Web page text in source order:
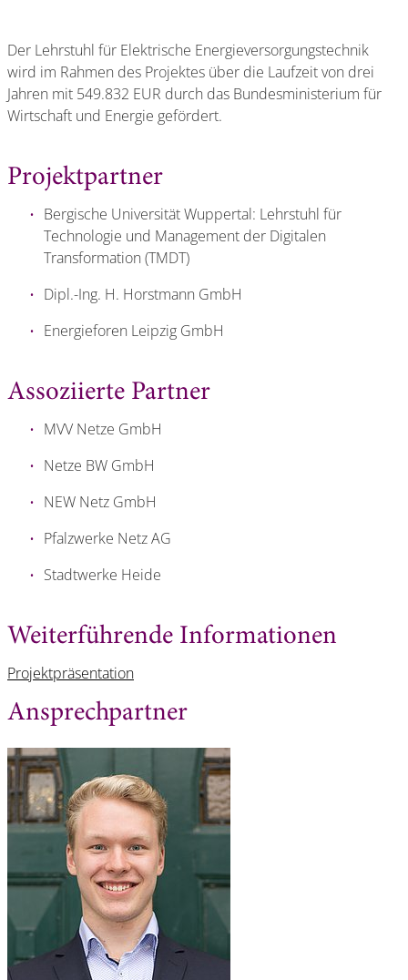
Der Lehrstuhl für Elektrische Energieversorgungstechnik
wird im Rahmen des Projektes über die Laufzeit von drei
Jahren mit 549.832 EUR durch das Bundesministerium für
Wirtschaft und Energie gefördert.
Projektpartner
Bergische Universität Wuppertal: Lehrstuhl für
Technologie und Management der Digitalen
Transformation (TMDT)
Dipl.-Ing. H. Horstmann GmbH
Energieforen Leipzig GmbH
Assoziierte Partner
MVV Netze GmbH
Netze BW GmbH
NEW Netz GmbH
Pfalzwerke Netz AG
Stadtwerke Heide
Weiterführende Informationen
Projektpräsentation
Ansprechpartner